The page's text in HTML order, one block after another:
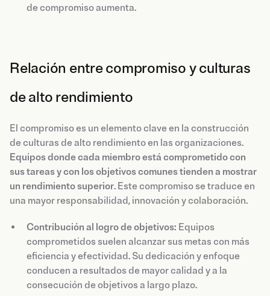
de compromiso aumenta.
Relación entre compromiso y culturas
de alto rendimiento
El compromiso es un elemento clave en la construcción
de culturas de alto rendimiento en las organizaciones.
Equipos donde cada miembro está comprometido con
sus tareas y con los objetivos comunes tienden a mostrar
un rendimiento superior. Este compromiso se traduce en
una mayor responsabilidad, innovación y colaboración.
Contribución al logro de objetivos: Equipos
comprometidos suelen alcanzar sus metas con más
eficiencia y efectividad. Su dedicación y enfoque
conducen a resultados de mayor calidad y a la
consecución de objetivos a largo plazo.